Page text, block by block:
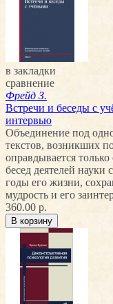
в закладки
сравнение
Фрейд З.
Встречи и беседы с
интервью
Объединение под
текстов, возникших
оправдывается
бесед деятелей
годы его жизни,
мудрость и его
360.00 р.